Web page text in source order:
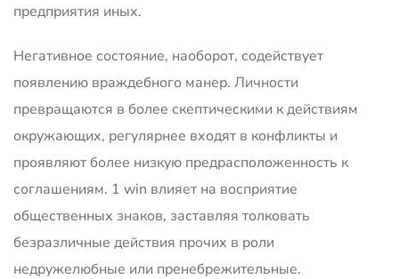
предприятия иных.
Негативное состояние, наоборот, содействует
появлению враждебного манер. Личности
превращаются в более скептическими к действиям
окружающих, регулярнее входят в конфликты и
проявляют более низкую предрасположенность к
соглашениям. 1 win влияет на восприятие
общественных знаков, заставляя толковать
безразличные действия прочих в роли
недружелюбные или пренебрежительные.